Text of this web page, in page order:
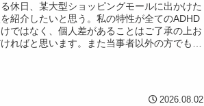
休日、某大型ショッピングモールに出かけた
紹介したいと思う。私の特性が全てのADHD
ではなく、個人差があることはご了承の上お
ればと思います。また当事者以外の方でも少
2026.08.02